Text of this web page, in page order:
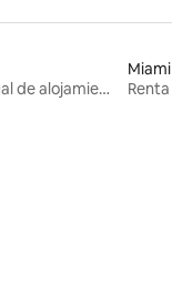
Renta mensual de alojamientos
Miami